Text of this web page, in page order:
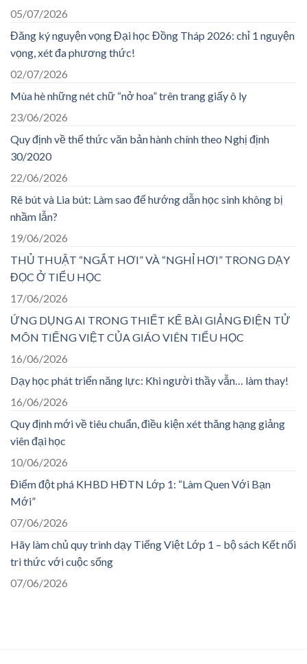
05/07/2026
Đăng ký nguyện vọng Đại học Đồng Tháp 2026: chỉ 1 nguyện
vọng, xét đa phương thức!
02/07/2026
Mùa hè những nét chữ “nở hoa” trên trang giấy ô ly
23/06/2026
Quy định về thể thức văn bản hành chính theo Nghị định
30/2020
22/06/2026
Rê bút và Lia bút: Làm sao để hướng dẫn học sinh không bị
nhầm lẫn?
19/06/2026
THỦ THUẬT “NGẮT HƠI” VÀ “NGHỈ HƠI” TRONG DẠY
ĐỌC Ở TIỂU HỌC
17/06/2026
ỨNG DỤNG AI TRONG THIẾT KẾ BÀI GIẢNG ĐIỆN TỬ
MÔN TIẾNG VIỆT CỦA GIÁO VIÊN TIỂU HỌC
16/06/2026
Dạy học phát triển năng lực: Khi người thầy vẫn… làm thay!
16/06/2026
Quy định mới về tiêu chuẩn, điều kiện xét thăng hạng giảng
viên đại học
10/06/2026
Điểm đột phá KHBD HĐTN Lớp 1: “Làm Quen Với Bạn
Mới”
07/06/2026
Hãy làm chủ quy trình dạy Tiếng Việt Lớp 1 – bộ sách Kết nối
tri thức với cuộc sống
07/06/2026